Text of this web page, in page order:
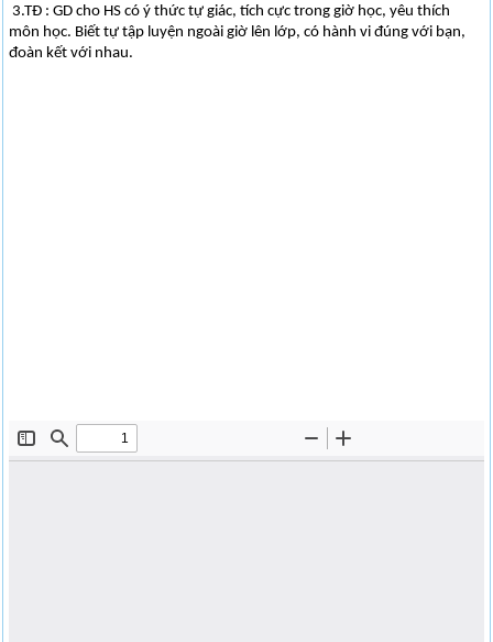
3.TĐ : GD cho HS có ý thức tự giác, tích cực trong giờ học, yêu thích
môn học. Biết tự tập luyện ngoài giờ lên lớp, có hành vi đúng với bạn,
đoàn kết với nhau.